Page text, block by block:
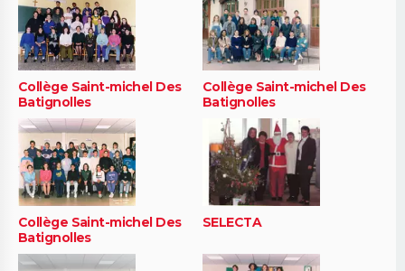
Collège Saint-michel Des
Batignolles
Collège Saint-michel Des
Batignolles
Collège Saint-michel Des
Batignolles
SELECTA